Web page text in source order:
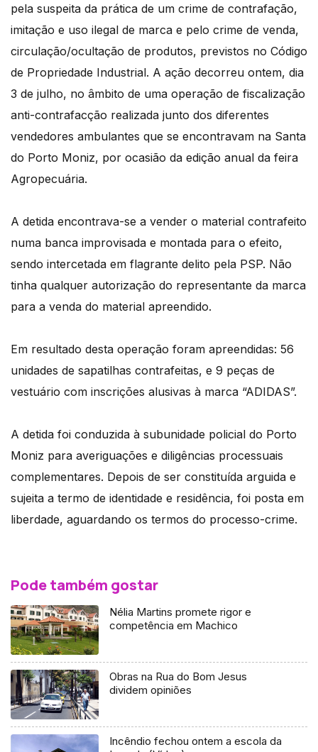
pela suspeita da prática de um crime de contrafação,
imitação e uso ilegal de marca e pelo crime de venda,
circulação/ocultação de produtos, previstos no Código
de Propriedade Industrial. A ação decorreu ontem, dia
3 de julho, no âmbito de uma operação de fiscalização
anti-contrafacção realizada junto dos diferentes
vendedores ambulantes que se encontravam na Santa
do Porto Moniz, por ocasião da edição anual da feira
Agropecuária.
A detida encontrava-se a vender o material contrafeito
numa banca improvisada e montada para o efeito,
sendo intercetada em flagrante delito pela PSP. Não
tinha qualquer autorização do representante da marca
para a venda do material apreendido.
Em resultado desta operação foram apreendidas: 56
unidades de sapatilhas contrafeitas, e 9 peças de
vestuário com inscrições alusivas à marca “ADIDAS”.
A detida foi conduzida à subunidade policial do Porto
Moniz para averiguações e diligências processuais
complementares. Depois de ser constituída arguida e
sujeita a termo de identidade e residência, foi posta em
liberdade, aguardando os termos do processo-crime.
Pode também gostar
Nélia Martins promete rigor e
competência em Machico
Obras na Rua do Bom Jesus
dividem opiniões
Incêndio fechou ontem a escola da